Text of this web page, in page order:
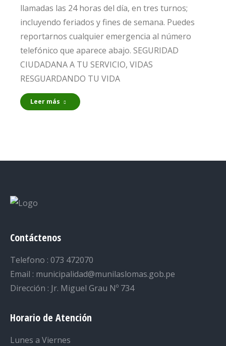
llamadas las 24 horas del día, en tres turnos;
incluyendo feriados y fines de semana. Puedes
reportarnos cualquier emergencia al número
telefónico que aparece abajo. SEGURIDAD
CIUDADANA A TU SERVICIO, VIDAS
RESGUARDANDO TU VIDA
Leer más
Contáctenos
Telefono : 073 472070
Email : municipalidad@munilaslomas.gob.pe
Dirección : Jr. Miguel Grau Nº 734
Horario de Atención
Lunes a Viernes